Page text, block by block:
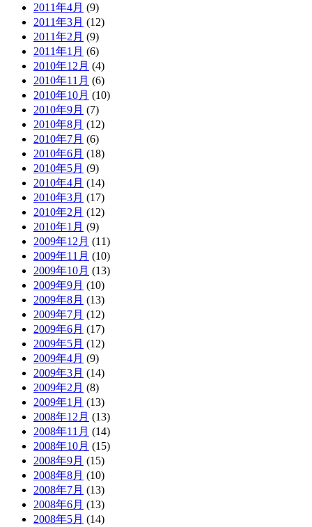
2011年4月 (9)
2011年3月 (12)
2011年2月 (9)
2011年1月 (6)
2010年12月 (4)
2010年11月 (6)
2010年10月 (10)
2010年9月 (7)
2010年8月 (12)
2010年7月 (6)
2010年6月 (18)
2010年5月 (9)
2010年4月 (14)
2010年3月 (17)
2010年2月 (12)
2010年1月 (9)
2009年12月 (11)
2009年11月 (10)
2009年10月 (13)
2009年9月 (10)
2009年8月 (13)
2009年7月 (12)
2009年6月 (17)
2009年5月 (12)
2009年4月 (9)
2009年3月 (14)
2009年2月 (8)
2009年1月 (13)
2008年12月 (13)
2008年11月 (14)
2008年10月 (15)
2008年9月 (15)
2008年8月 (10)
2008年7月 (13)
2008年6月 (13)
2008年5月 (14)